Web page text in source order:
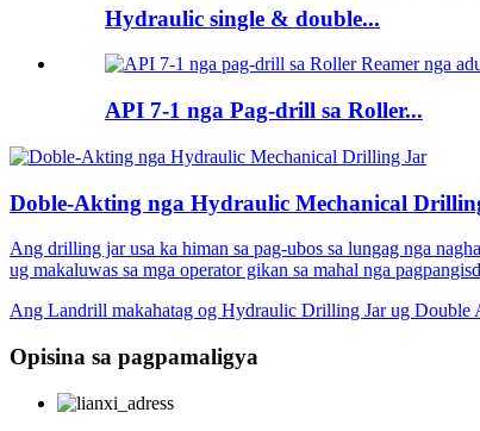
Hydraulic single & double...
API 7-1 nga Pag-drill sa Roller...
Doble-Akting nga Hydraulic Mechanical
Ang drilling jar usa ka himan sa pag-ubos sa lungag nga
ug makaluwas sa mga operator gikan sa mahal nga
Ang Landrill makahatag og Hydraulic Drilling Jar ug
Opisina sa pagpamaligya